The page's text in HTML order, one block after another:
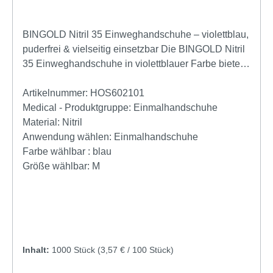
BINGOLD Nitril 35 Einweghandschuhe – violettblau,
puderfrei & vielseitig einsetzbar Die BINGOLD Nitril
35 Einweghandschuhe in violettblauer Farbe bieten
Griffigkeit und maximalen Tragekomfort. Ob im
Labor, in der Pflege, in der Lebensmittelindustrie
oder bei Reinigungsarbeiten – dieser hochwertige
Nitrilhandschuh überzeugt durch seine vielseitigen
Einsatzmöglichkeiten und seine hohe Qualität.
Gefertigt aus robustem Nitril-Butadien-Kautschuk, ist
puderfreien Innenseite wird das Risiko von
Artikelnummer: HOS602101
Medical - Produktgruppe: Einmalhandschuhe
Material: Nitril
Anwendung wählen: Einmalhandschuhe
Farbe wählbar : blau
Größe wählbar: M
Inhalt: 1000 Stück (3,57 € / 100 Stück)